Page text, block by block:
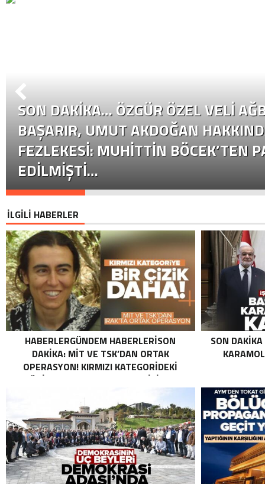
SON DAKİKA… ÖZGÜR ÖZEL VELI
BAŞARIR, UMUT AKDOĞAN
FEZLEKESI: MUHITTIN BÖCEK’TEN
EDILMIŞTI…
İLGİLİ HABERLER
HABERLERGÜNDEM HABERLERISON
DAKIKA: MİT VE TSK’DAN ORTAK
OPERASYON! KIRMIZI KATEGORIDEKI
TERÖRIST NAZLI TAŞPINAR ETKISIZ HALE
ORTAK OPERASYON! KIRMIZI
KATEGORIDEKI TERÖRIST NAZLI
TAŞPINAR ETKISIZ HALE GETIRILDI .
SON